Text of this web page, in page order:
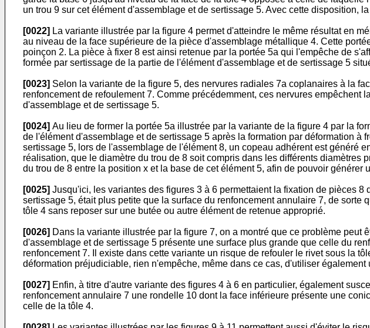
un trou 9 sur cet élément d'assemblage et de sertissage 5. Avec cette disposition,
[0022] La variante illustrée par la figure 4 permet d'atteindre le même résultat en
au niveau de la face supérieure de la pièce d'assemblage métallique 4. Cette
poinçon 2. La pièce à fixer 8 est ainsi retenue par la portée 5a qui l'empêche de
formée par sertissage de la partie de l'élément d'assemblage et de sertissage 5
[0023] Selon la variante de la figure 5, des nervures radiales 7a coplanaires à la
renfoncement de refoulement 7. Comme précédemment, ces nervures
d'assemblage et de sertissage 5.
[0024] Au lieu de former la portée 5a illustrée par la variante de la figure 4 par la
de l'élément d'assemblage et de sertissage 5 après la formation par déformation
sertissage 5, lors de l'assemblage de l'élément 8, un copeau adhérent est généré
réalisation, que le diamètre du trou de 8 soit compris dans les différents
du trou de 8 entre la position x et la base de cet élément 5, afin de pouvoir générer
[0025] Jusqu'ici, les variantes des figures 3 à 6 permettaient la fixation de pièces
sertissage 5, était plus petite que la surface du renfoncement annulaire 7, de
tôle 4 sans reposer sur une butée ou autre élément de retenue approprié.
[0026] Dans la variante illustrée par la figure 7, on a montré que ce problème
d'assemblage et de sertissage 5 présente une surface plus grande que celle du
renfoncement 7. Il existe dans cette variante un risque de refouler le rivet sous la
déformation préjudiciable, rien n'empêche, même dans ce cas, d'utiliser
[0027] Enfin, à titre d'autre variante des figures 4 à 6 en particulier, également
renfoncement annulaire 7 une rondelle 10 dont la face inférieure présente une
celle de la tôle 4.